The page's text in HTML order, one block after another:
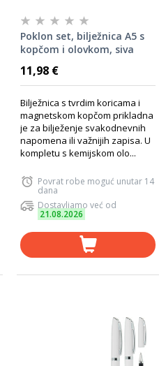
Poklon set, bilježnica A5 s
kopčom i olovkom, siva
11,98 €
Bilježnica s tvrdim koricama i
magnetskom kopčom prikladna
je za bilježenje svakodnevnih
napomena ili važnijih zapisa. U
kompletu s kemijskom olo...
Povrat robe moguć unutar 14
dana
Dostavljamo već od
21.08.2026